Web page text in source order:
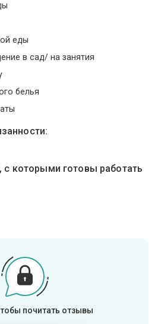
еды
в сад/ на занятия
белья
с которыми готовы работать
почитать отзывы